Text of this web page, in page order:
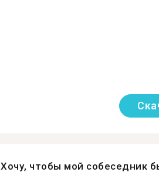
Хочу, чтобы мой собеседник